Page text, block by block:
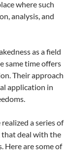
where such
analysis, and
as a field
same time offers
Their approach
application in
a series of
deal with the
Here are some of